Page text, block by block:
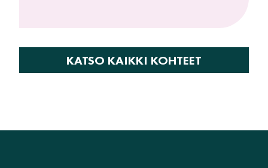
KATSO KAIKKI KOHTEET